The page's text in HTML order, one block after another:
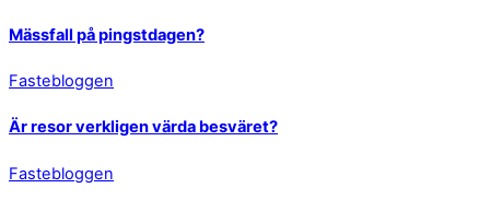
Mässfall på pingstdagen?
Fastebloggen
Är resor verkligen värda besväret?
Fastebloggen